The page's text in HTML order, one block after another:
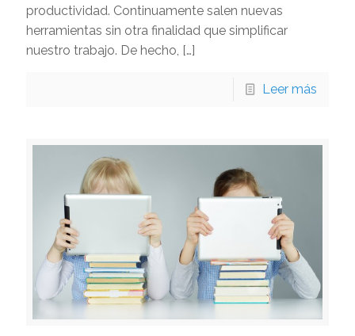
productividad. Continuamente salen nuevas
herramientas sin otra finalidad que simplificar
nuestro trabajo. De hecho, […]
Leer más